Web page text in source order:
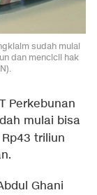
sudah mulai
dan mencicil hak
Perkebunan
mulai bisa
triliun
Ghani